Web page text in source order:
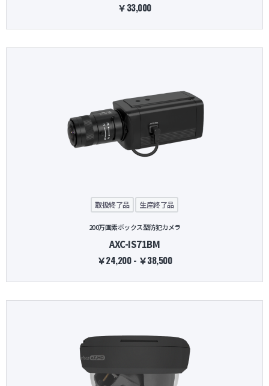
￥33,000
取扱終了品 生産終了品
200万画素ボックス型防犯カメラ
AXC-IS71BM
￥24,200 - ￥38,500